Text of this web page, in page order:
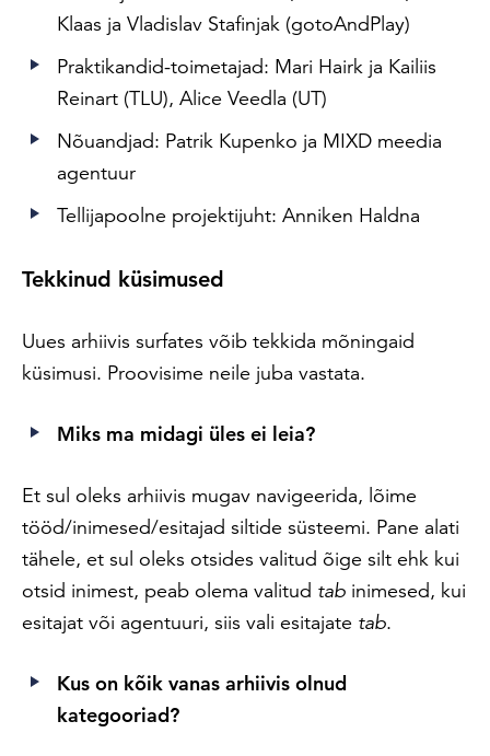
Klaas ja Vladislav Stafinjak (gotoAndPlay)
Praktikandid-toimetajad: Mari Hairk ja Kailiis
Reinart (TLU), Alice Veedla (UT)
Nõuandjad: Patrik Kupenko ja MIXD meedia
agentuur
Tellijapoolne projektijuht: Anniken Haldna
Tekkinud küsimused
Uues arhiivis surfates võib tekkida mõningaid
küsimusi. Proovisime neile juba vastata.
Miks ma midagi üles ei leia?
Et sul oleks arhiivis mugav navigeerida, lõime
tööd/inimesed/esitajad siltide süsteemi. Pane alati
tähele, et sul oleks otsides valitud õige silt ehk kui
otsid inimest, peab olema valitud tab inimesed, kui
esitajat või agentuuri, siis vali esitajate tab.
Kus on kõik vanas arhiivis olnud
kategooriad?